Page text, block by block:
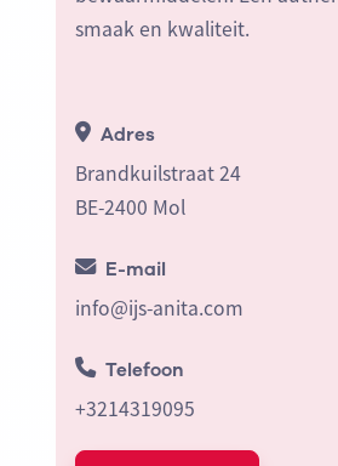
smaak en kwaliteit.
Adres
Brandkuilstraat 24
BE-2400 Mol
E-mail
info@ijs-anita.com
Telefoon
+3214319095